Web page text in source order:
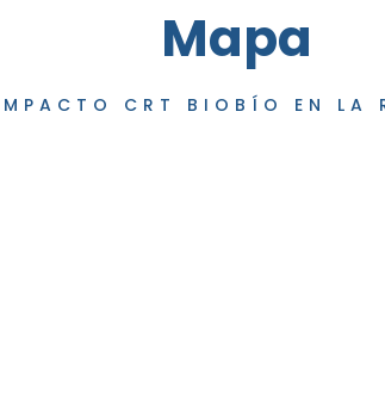
Mapa
CRT BIOBÍO EN LA